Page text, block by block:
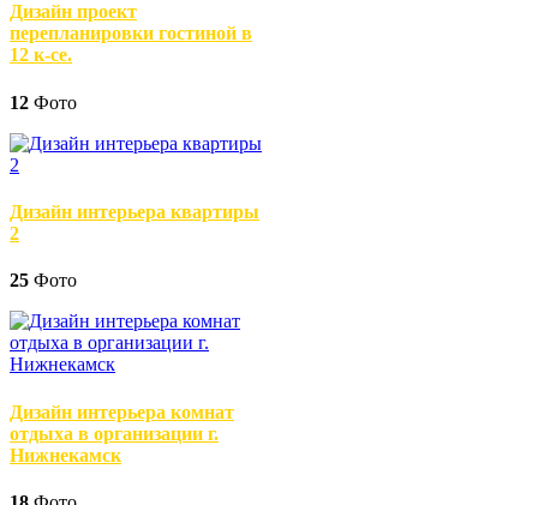
Дизайн проект
перепланировки гостиной в
12 к-се.
12 Фото
Дизайн интерьера квартиры
2
25 Фото
Дизайн интерьера комнат
отдыха в организации г.
Нижнекамск